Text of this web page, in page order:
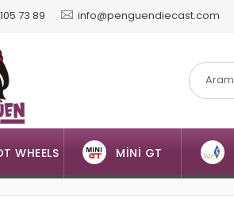
73 89 info@penguendiecast.com
WHEELS MİNİ GT